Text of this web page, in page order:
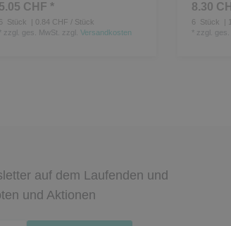
5.05 CHF *
6 Stück
| 0.84 CHF / Stück
zzgl. ges. MwSt. zzgl. Versandkosten
8.30
6 Stück
|
zzgl. ges.
auf dem Laufenden und
und Aktionen